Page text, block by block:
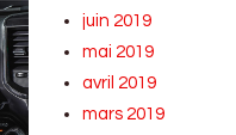
juin 2019
mai 2019
avril 2019
mars 2019